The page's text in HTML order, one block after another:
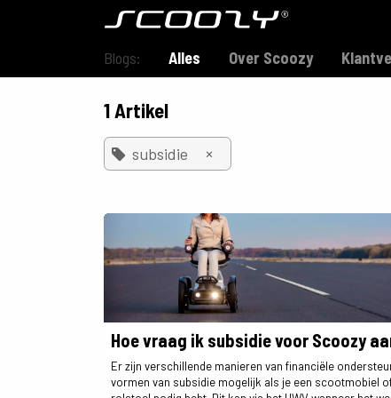
Overslaan naar inhoud
Blogs: Alles Over Scoozy
1 Artikel
subsidie ×
Hoe vraag ik subsidie voor Scoozy
Er zijn verschillende manieren van financiële
vormen van subsidie mogelijk als je een scootmobiel